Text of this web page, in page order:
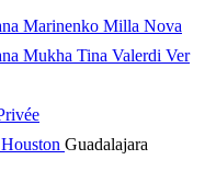
Marinenko Milla Nova
Mukha Tina Valerdi Ver
Houston Guadalajara